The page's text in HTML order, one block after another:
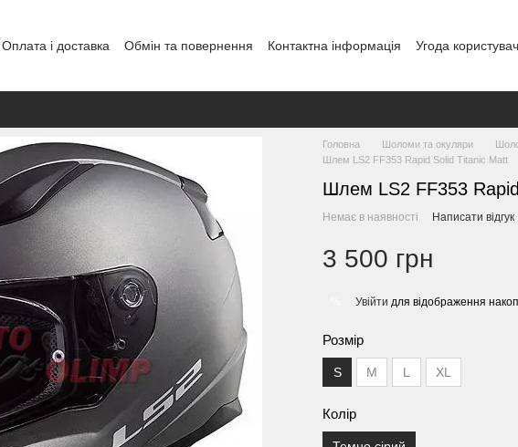
Оплата і доставка Обмін та повернення Контактна інформація
Угода
Головна Шоломи та окуляри
Шлем LS2 FF353 Rapid Solid Titanic Matt
Шлем LS2 FF353
Немає в наявності Написати відгук
3 500 грн
Увійти для відображення
Розмір
S М L XL
Колір